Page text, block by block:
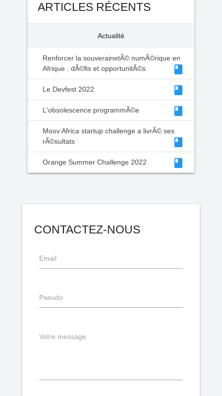
ARTICLES RÉCENTS
Actualité
Renforcer la souverainetÃ© numÃ©rique en
Afrique : dÃ©fis et opportunitÃ©s
class
Le Devfest 2022 class
L'obsolescence programmÃ©e class
Moov Africa startup challenge a livrÃ© ses
rÃ©sultats
class
Orange Summer Challenge 2022 class
CONTACTEZ-NOUS
Email
Pseudo
Votre message